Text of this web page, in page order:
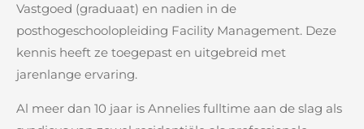
Vastgoed (graduaat) en nadien in de
posthogeschoolopleiding Facility Management. Deze
kennis heeft ze toegepast en uitgebreid met
jarenlange ervaring.
Al meer dan 10 jaar is Annelies fulltime aan de slag als